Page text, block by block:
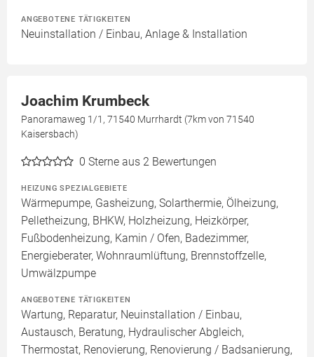
ANGEBOTENE TÄTIGKEITEN
Neuinstallation / Einbau, Anlage & Installation
Joachim Krumbeck
Panoramaweg 1/1, 71540 Murrhardt (7km von 71540
Kaisersbach)
0 Sterne aus 2 Bewertungen
HEIZUNG SPEZIALGEBIETE
Wärmepumpe, Gasheizung, Solarthermie, Ölheizung,
Pelletheizung, BHKW, Holzheizung, Heizkörper,
Fußbodenheizung, Kamin / Ofen, Badezimmer,
Energieberater, Wohnraumlüftung, Brennstoffzelle,
Umwälzpumpe
ANGEBOTENE TÄTIGKEITEN
Wartung, Reparatur, Neuinstallation / Einbau,
Austausch, Beratung, Hydraulischer Abgleich,
Thermostat, Renovierung, Renovierung / Badsanierung,